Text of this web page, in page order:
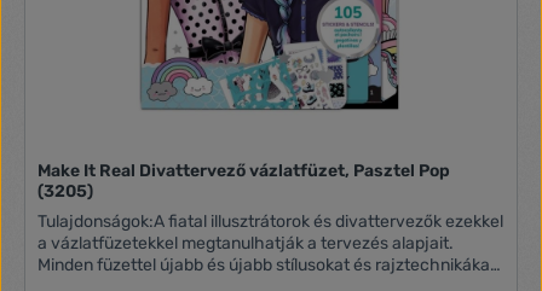
Make It Real Divattervező vázlatfüzet, Pasztel Pop
(3205)
Tulajdonságok:A fiatal illusztrátorok és divattervezők ezekkel
a vázlatfüzetekkel megtanulhatják a tervezés alapjait.
Minden füzettel újabb és újabb stílusokat és rajztechnikákat